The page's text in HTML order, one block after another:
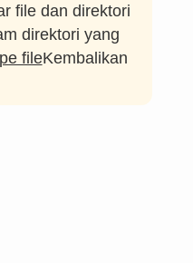
file dan direktori
direktori yang
fileKembalikan